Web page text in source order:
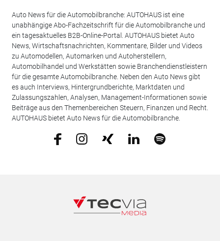
Auto News für die Automobilbranche: AUTOHAUS ist eine
unabhängige Abo-Fachzeitschrift für die Automobilbranche und
ein tagesaktuelles B2B-Online-Portal. AUTOHAUS bietet Auto
News, Wirtschaftsnachrichten, Kommentare, Bilder und Videos
zu Automodellen, Automarken und Autoherstellern,
Automobilhandel und Werkstätten sowie Branchendienstleistern
für die gesamte Automobilbranche. Neben den Auto News gibt
es auch Interviews, Hintergrundberichte, Marktdaten und
Zulassungszahlen, Analysen, Management-Informationen sowie
Beiträge aus den Themenbereichen Steuern, Finanzen und Recht.
AUTOHAUS bietet Auto News für die Automobilbranche.